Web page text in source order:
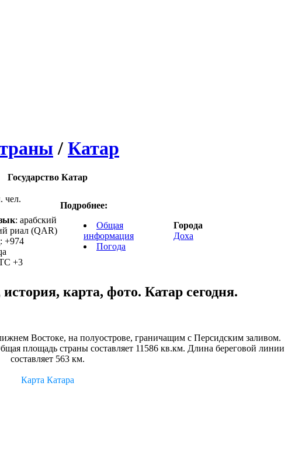
/ Катар
Государство Катар
чел.
: арабский
риал (QAR)
: +974
+3
Подробнее:
Общая
информация
Погода
Города
Доха
карта, фото. Катар сегодня.
Востоке, на полуострове, граничащим с Персидским заливом.
площадь страны составляет 11586 кв.км. Длина береговой линии
составляет 563 км.
Карта Катара